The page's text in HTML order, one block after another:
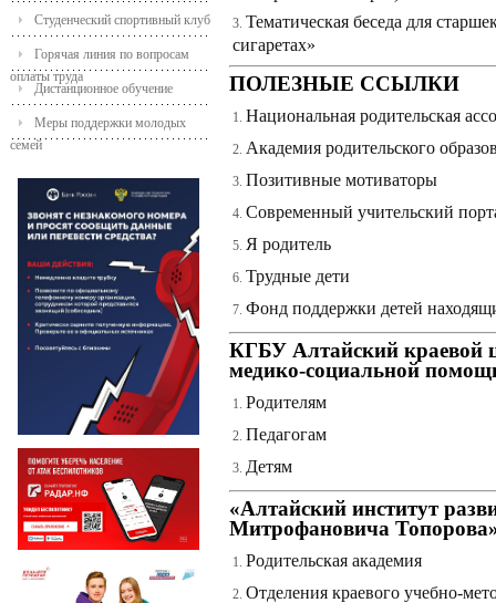
Студенческий спортивный клуб
Горячая линия по вопросам
оплаты труда
Дистанционное обучение
Меры поддержки молодых
семей
Тематическая беседа для
сигаретах»
ПОЛЕЗНЫЕ ССЫЛКИ
Национальная родительская
Академия родительского
Позитивные мотиваторы
Современный учительский
Я родитель
Трудные дети
Фонд поддержки детей
КГБУ Алтайский краевой
медико-социальной
Родителям
Педагогам
Детям
«Алтайский институт
Митрофановича
Родительская академия
Отделения краевого учебно-